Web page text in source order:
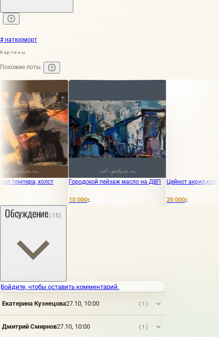
# натюрморт
Картины
Похожие лоты
холст Городской пейзаж масло на ДВП Цейнот акрил,холст
₽
Обсуждение(15)
Войдите, чтобы оставить комментарий.
Екатерина Кузнецова27.10, 10:00 (1)
Дмитрий Смирнов27.10, 10:00 (1)